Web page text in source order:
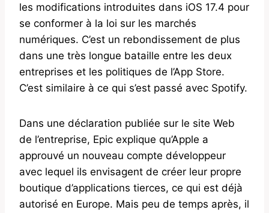
les modifications introduites dans iOS 17.4 pour
se conformer à la loi sur les marchés
numériques. C’est un rebondissement de plus
dans une très longue bataille entre les deux
entreprises et les politiques de l’App Store.
C’est similaire à ce qui s’est passé avec Spotify.
Dans une déclaration publiée sur le site Web
de l’entreprise, Epic explique qu’Apple a
approuvé un nouveau compte développeur
avec lequel ils envisagent de créer leur propre
boutique d’applications tierces, ce qui est déjà
autorisé en Europe. Mais peu de temps après, il